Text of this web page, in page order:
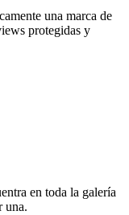
una marca de
protegidas y
en toda la galería
una.